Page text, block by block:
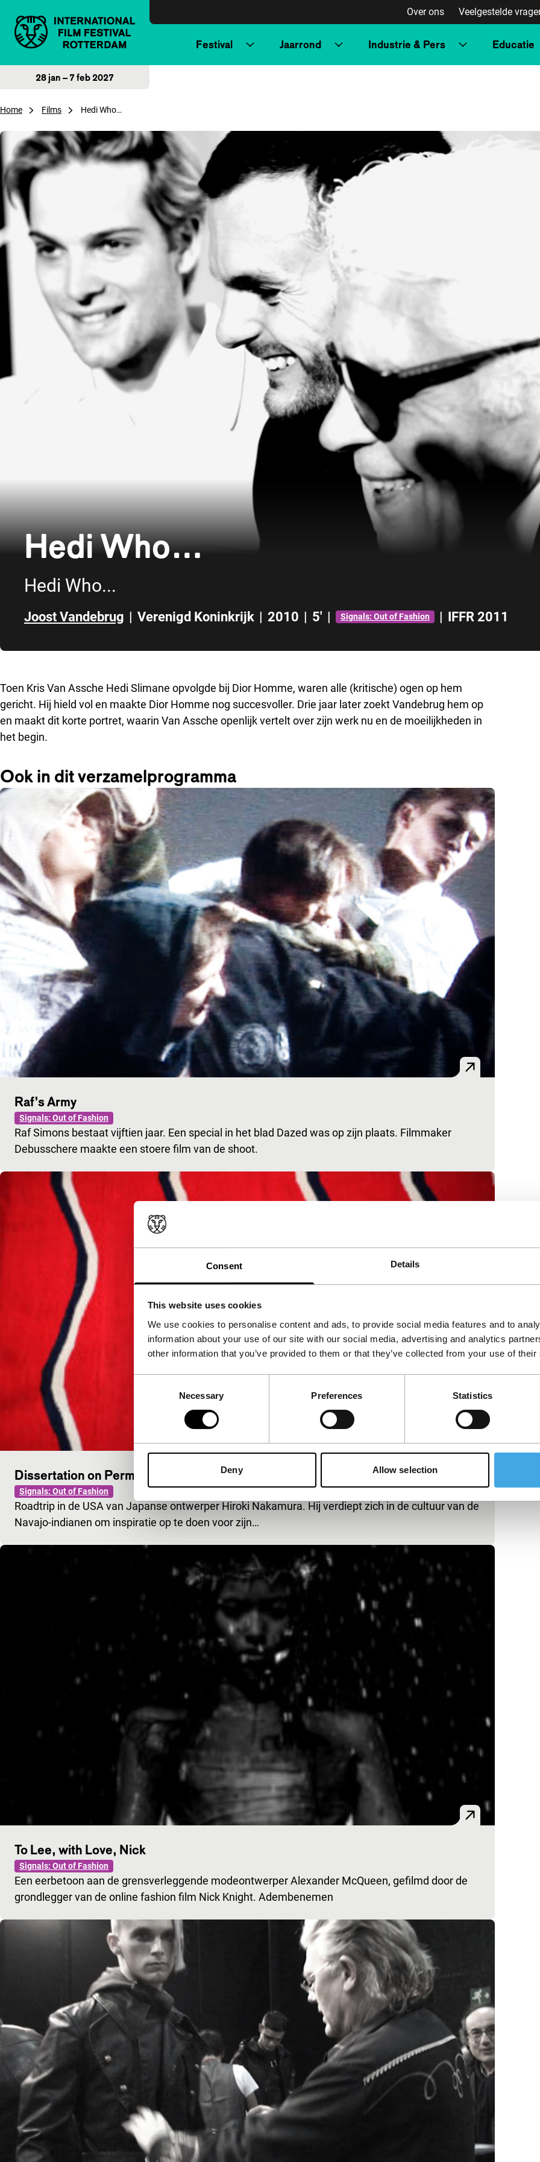
Consent Details
This website uses cookies
We use cookies to personalise content and ads, to provide social media features and to
information about your use of our site with our social media, advertising and analytics
other information that you’ve provided to them or that they’ve collected from your use of
Necessary Preferences Statistics
Deny Allow selection
Over ons Veelgestelde
Festival Jaarrond Industrie & Pers Educatie
28 jan – 7 feb 2027
Home Films Hedi Who…
Hedi Who…
Hedi Who...
Joost Vandebrug | Verenigd Koninkrijk | 2010 | 5' | Signals: Out of Fashion | IFFR 2011
Toen Kris Van Assche Hedi Slimane opvolgde bij Dior Homme, waren alle (kritische) ogen op hem
gericht. Hij hield vol en maakte Dior Homme nog succesvoller. Drie jaar later zoekt Vandebrug hem op
en maakt dit korte portret, waarin Van Assche openlijk vertelt over zijn werk nu en de moeilijkheden in
het begin.
Ook in dit verzamelprogramma
Raf’s Army
Signals: Out of Fashion
Raf Simons bestaat vijftien jaar. Een special in het blad Dazed was op zijn plaats. Filmmaker
Debusschere maakte een stoere film van de shoot.
Dissertation on Permeation: Harmony versus Convergence
Signals: Out of Fashion
Roadtrip in de USA van Japanse ontwerper Hiroki Nakamura. Hij verdiept zich in de cultuur van de
Navajo-indianen om inspiratie op te doen voor zijn…
To Lee, with Love, Nick
Signals: Out of Fashion
Een eerbetoon aan de grensverleggende modeontwerper Alexander McQueen, gefilmd door de
grondlegger van de online fashion film Nick Knight. Adembenemen